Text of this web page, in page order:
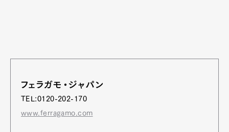
フェラガモ・ジャパン
TEL:0120-202-170
www.ferragamo.com